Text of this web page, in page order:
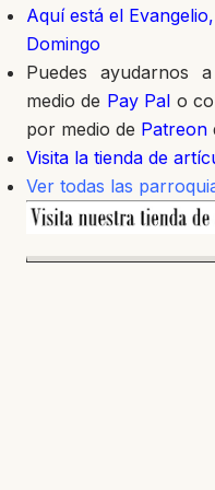
Aquí está el
Domingo
Puedes ayudarnos
medio de Pay Pal o
por medio de Patreon
Visita la tienda de
Ver todas las